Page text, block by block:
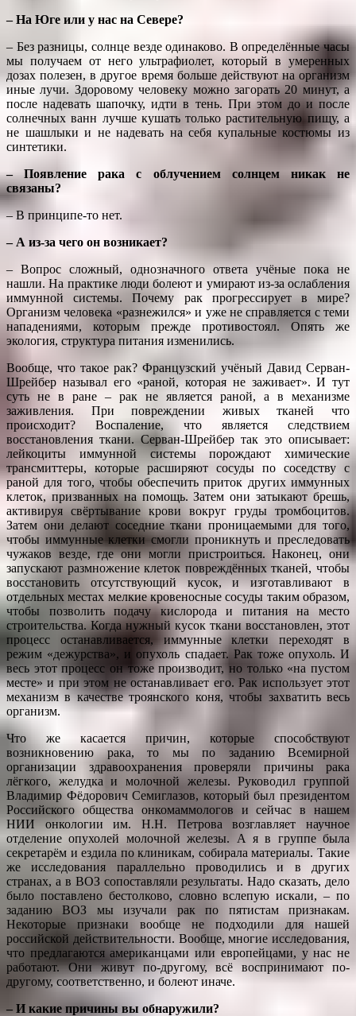
– На Юге или у нас на Севере?
– Без разницы, солнце везде одинаково. В определённые часы
мы получаем от него ультрафиолет, который в умеренных
дозах полезен, в другое время больше действуют на организм
иные лучи. Здоровому человеку можно загорать 20 минут, а
после надевать шапочку, идти в тень. При этом до и после
солнечных ванн лучше кушать только растительную пищу, а
не шашлыки и не надевать на себя купальные костюмы из
синтетики.
– Появление рака с облучением солнцем никак не
связаны?
– В принципе-то нет.
– А из-за чего он возникает?
– Вопрос сложный, однозначного ответа учёные пока не
нашли. На практике люди болеют и умирают из-за ослабления
иммунной системы. Почему рак прогрессирует в мире?
Организм человека «разнежился» и уже не справляется с теми
нападениями, которым прежде противостоял. Опять же
экология, структура питания изменились.
Вообще, что такое рак? Французский учёный Давид Серван-
Шрейбер называл его «раной, которая не заживает». И тут
суть не в ране – рак не является раной, а в механизме
заживления. При повреждении живых тканей что
происходит? Воспаление, что является следствием
восстановления ткани. Серван-Шрейбер так это описывает:
лейкоциты иммунной системы порождают химические
трансмиттеры, которые расширяют сосуды по соседству с
раной для того, чтобы обеспечить приток других иммунных
клеток, призванных на помощь. Затем они затыкают брешь,
активируя свёртывание крови вокруг груды тромбоцитов.
Затем они делают соседние ткани проницаемыми для того,
чтобы иммунные клетки смогли проникнуть и преследовать
чужаков везде, где они могли пристроиться. Наконец, они
запускают размножение клеток повреждённых тканей, чтобы
восстановить отсутствующий кусок, и изготавливают в
отдельных местах мелкие кровеносные сосуды таким образом,
чтобы позволить подачу кислорода и питания на место
строительства. Когда нужный кусок ткани восстановлен, этот
процесс останавливается, иммунные клетки переходят в
режим «дежурства», и опухоль спадает. Рак тоже опухоль. И
весь этот процесс он тоже производит, но только «на пустом
месте» и при этом не останавливает его. Рак использует этот
механизм в качестве троянского коня, чтобы захватить весь
организм.
Что же касается причин, которые способствуют
возникновению рака, то мы по заданию Всемирной
организации здравоохранения проверяли причины рака
лёгкого, желудка и молочной железы. Руководил группой
Владимир Фёдорович Семиглазов, который был президентом
Российского общества онкомаммологов и сейчас в нашем
НИИ онкологии им. Н.Н. Петрова возглавляет научное
отделение опухолей молочной железы. А я в группе была
секретарём и ездила по клиникам, собирала материалы. Такие
же исследования параллельно проводились и в других
странах, а в ВОЗ сопоставляли результаты. Надо сказать, дело
было поставлено бестолково, словно вслепую искали, – по
заданию ВОЗ мы изучали рак по пятистам признакам.
Некоторые признаки вообще не подходили для нашей
российской действительности. Вообще, многие исследования,
что предлагаются американцами или европейцами, у нас не
работают. Они живут по-другому, всё воспринимают по-
другому, соответственно, и болеют иначе.
– И какие причины вы обнаружили?